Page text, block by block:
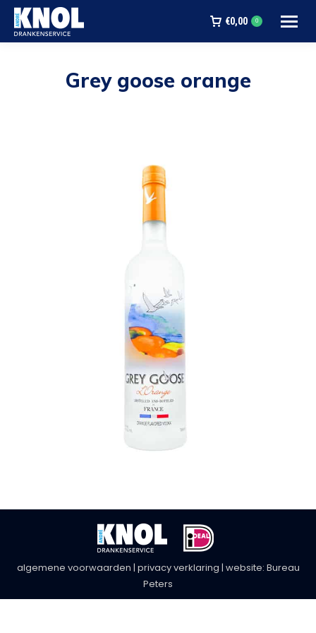
€0,00 0
Grey goose orange
algemene voorwaarden | privacy verklaring | website: Bureau
Peters